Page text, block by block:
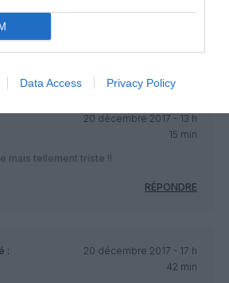
Data Access Privacy Policy
de l’intelligence humaine, alors
RÉPONDRE
20 décembre 2017 - 13 h
15 min
mais tellement triste !!
RÉPONDRE
:
20 décembre 2017 - 17 h
42 min